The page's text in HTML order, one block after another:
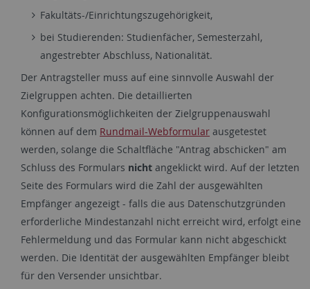
Fakultäts-/Einrichtungszugehörigkeit,
bei Studierenden: Studienfächer, Semesterzahl,
angestrebter Abschluss, Nationalität.
Der Antragsteller muss auf eine sinnvolle Auswahl der
Zielgruppen achten. Die detaillierten
Konfigurationsmöglichkeiten der Zielgruppenauswahl
können auf dem Rundmail-Webformular ausgetestet
werden, solange die Schaltfläche "Antrag abschicken" am
Schluss des Formulars nicht angeklickt wird. Auf der letzten
Seite des Formulars wird die Zahl der ausgewählten
Empfänger angezeigt - falls die aus Datenschutzgründen
erforderliche Mindestanzahl nicht erreicht wird, erfolgt eine
Fehlermeldung und das Formular kann nicht abgeschickt
werden. Die Identität der ausgewählten Empfänger bleibt
für den Versender unsichtbar.